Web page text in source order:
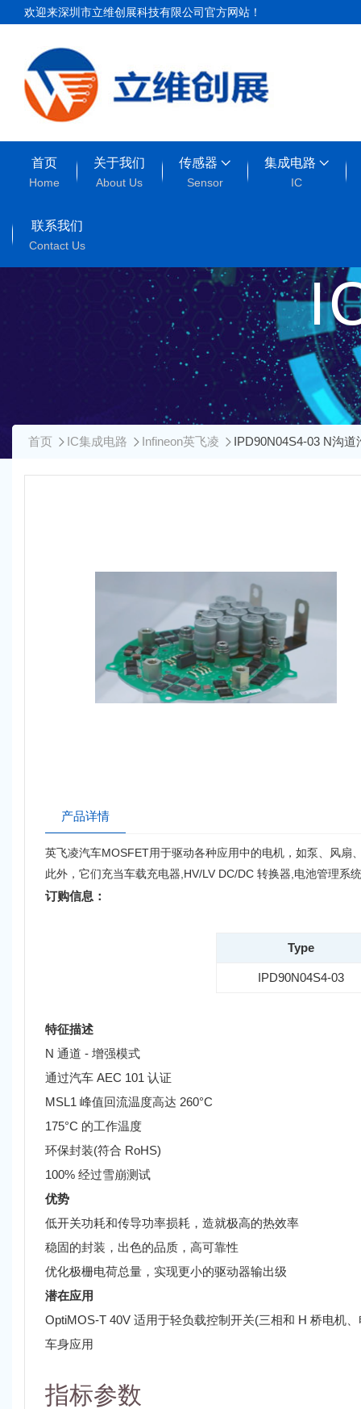
欢迎来深圳市立维创展科技有限公司官方网站！
首页
Home
关于我们
About Us
传感器
Sensor
集成电路
IC
联系我们
Contact Us
首页 IC集成电路 Infineon英飞凌 IPD90N04S4-03 N沟
产品详情
英飞凌汽车MOSFET用于驱动各种应用中的电机，如泵、风扇
此外，它们充当车载充电器,HV/LV DC/DC 转换器,电池管理系
订购信息：
Type
IPD90N04S4-03
特征描述
N 通道 - 增强模式
通过汽车 AEC 101 认证
MSL1 峰值回流温度高达 260°C
175°C 的工作温度
环保封装(符合 RoHS)
100% 经过雪崩测试
优势
低开关功耗和传导功率损耗，造就极高的热效率
稳固的封装，出色的品质，高可靠性
优化极栅电荷总量，实现更小的驱动器输出级
潜在应用
OptiMOS-T 40V 适用于轻负载控制开关(三相和 H 桥电机
车身应用
指标参数